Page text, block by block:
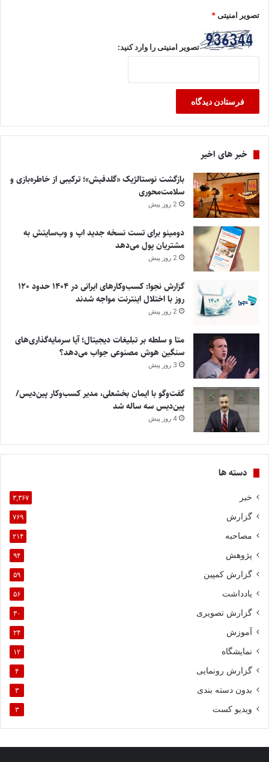
تصویر امنیتی*
تصویر امنیتی را وارد کنید:
خبر های اخیر
بازگشت نوستالژیک «گلدفیش»؛ ترکیبی از خاطره‌بازی و
سلامت‌محوری
2 روز پیش
دومینو برای تست نسخه جدید اپ و وب‌سایتش به
مشتریان پول می‌دهد
2 روز پیش
گزارش نجوا: کسب‌وکارهای ایرانی در ۱۴۰۴ حدود ۱۲۰
روز با اختلال اینترنت مواجه شدند
2 روز پیش
متا و سلطه بر تبلیغات دیجیتال؛ آیا سرمایه‌گذاری‌های
سنگین هوش مصنوعی جواب می‌دهد؟
3 روز پیش
گفت‌وگو با ایمان بخشعلی، مدیر کسب‌وکار پین‌دیس/
پین‌دیس سه ساله شد
4 روز پیش
دسته ها
خبر ۳,۳۶۷
گزارش ۷۶۹
مصاحبه ۲۱۴
پژوهش ۹۴
گزارش کمپین ۵۹
یادداشت ۵۶
گزارش تصویری ۳۰
آموزش ۲۴
نمایشگاه ۱۲
گزارش رونمایی ۴
بدون دسته بندی ۳
ویدیو کست ۳